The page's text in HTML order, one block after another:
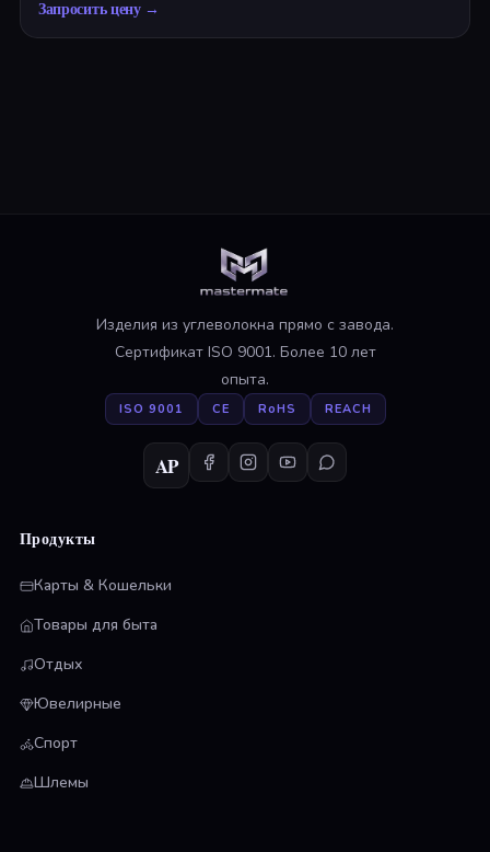
Запросить цену→
Изделия из углеволокна прямо с завода.
Сертификат ISO 9001. Более 10 лет
опыта.
ISO 9001 CE RoHS REACH
AP
Продукты
Карты & Кошельки
Товары для быта
Отдых
Ювелирные
Спорт
Шлемы